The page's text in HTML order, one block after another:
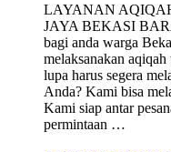
LAYANAN
JAYA BEKASI
bagi anda warga
melaksanakan
lupa harus segera
Anda? Kami bisa
Kami siap antar
permintaan …